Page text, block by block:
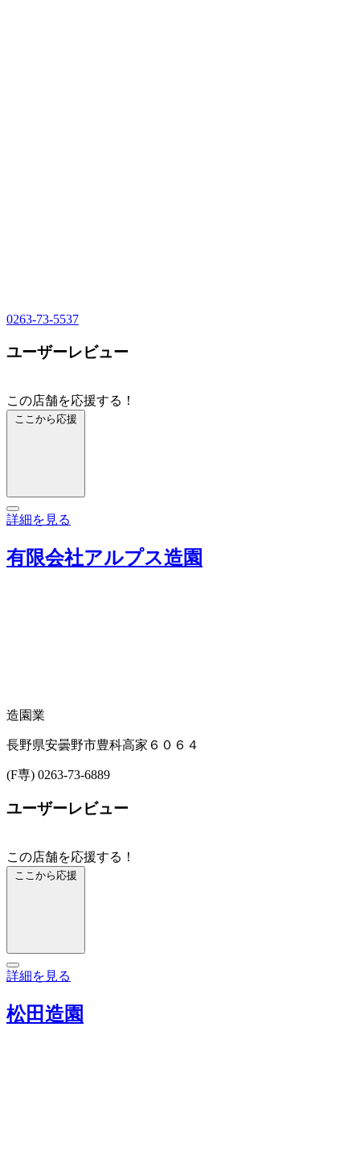
0263-73-5537
ユーザーレビュー
この店舗を応援する！
ここから応援
詳細を見る
有限会社アルプス造園
造園業
長野県安曇野市豊科高家６０６４
(F専) 0263-73-6889
ユーザーレビュー
この店舗を応援する！
ここから応援
詳細を見る
松田造園